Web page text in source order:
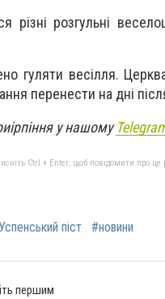
різні розгульні
гуляти весілля.
перенести на дні
у нашому
Ctrl + Enter, щоб повідомити про це
піст #новини
першим